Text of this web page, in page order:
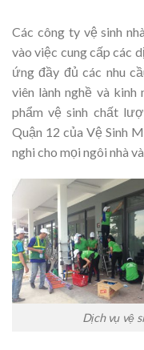
Các công ty vệ sinh
vào việc cung cấp các
ứng đầy đủ các nhu
viên lành nghề và
phẩm vệ sinh chất
Quận 12 của Vệ Sinh
nghi cho mọi ngôi nhà
Dịch vụ vệ